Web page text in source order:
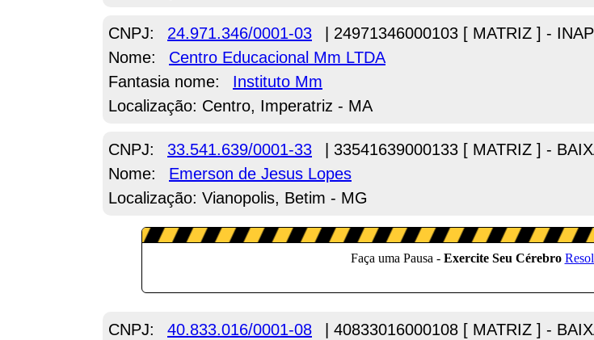
CNPJ: 24.971.346/0001-03
| 24971346000103 [ MATRIZ ] -
Nome:
Centro Educacional Mm LTDA
Fantasia nome:
Instituto Mm
Localização: Centro, Imperatriz - MA
CNPJ: 33.541.639/0001-33
| 33541639000133 [ MATRIZ ] -
Nome:
Emerson de Jesus Lopes
Localização: Vianopolis, Betim - MG
CNPJ: 40.833.016/0001-08
| 40833016000108 [ MATRIZ ] -